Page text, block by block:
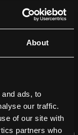
About
ads, to
our traffic.
of our site with
partners who
leider nur schwer
im
zum großen Teil
„Ich wollte
des Fliegens
faszinierenden
der unter
ersten zwei Folgen